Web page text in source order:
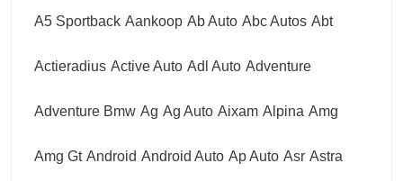
A5 Sportback Aankoop Ab Auto Abc Autos Abt
Actieradius Active Auto Adl Auto Adventure
Adventure Bmw Ag Ag Auto Aixam Alpina Amg
Amg Gt Android Android Auto Ap Auto Asr Astra